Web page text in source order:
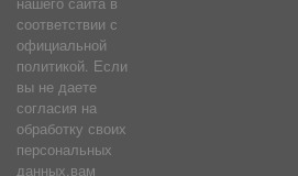
соответствии с
официальной
политикой. Если
вы не даете
согласия на
обработку своих
персональных
данных,вам